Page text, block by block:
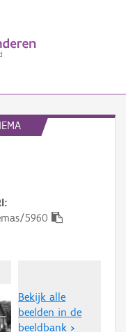
5960
Bekijk alle
beelden in de
beeldbank >